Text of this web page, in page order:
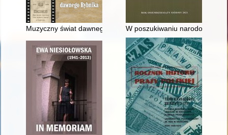
Muzyczny świat dawnego RybnikaW poszukiwaniu narodowego